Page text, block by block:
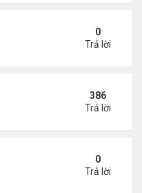
từ chức để phán đối
0
Trả lời
386
Trả lời
VN nhưng số phận an bài
0
Trả lời